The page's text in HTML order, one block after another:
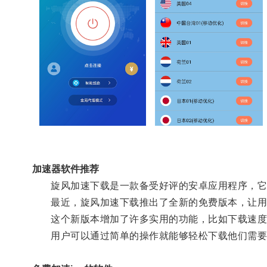
加速器软件推荐
旋风加速下载是一款备受好评的安卓应用程序，它
最近，旋风加速下载推出了全新的免费版本，让用
这个新版本增加了许多实用的功能，比如下载速度
用户可以通过简单的操作就能够轻松下载他们需要